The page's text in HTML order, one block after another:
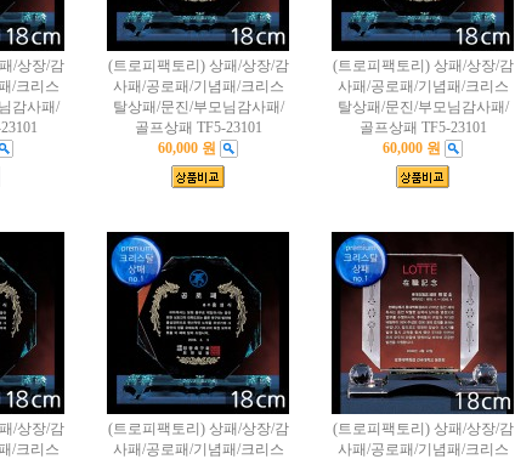
/상장/감
/크리스
감사패/
(트로피팩토리) 상패/상장/감
사패/공로패/기념패/크리스
탈상패/문진/부모님감사패/
골프상패 TF5-23101
60,000 원
(트로피팩토리) 상패/상장/감
사패/공로패/기념패/크리스
탈상패/문진/부모님감사패/
골프상패 TF5-23101
60,000 원
/상장/감
/크리스
(트로피팩토리) 상패/상장/감
사패/공로패/기념패/크리스
(트로피팩토리) 상패/상장/감
사패/공로패/기념패/크리스